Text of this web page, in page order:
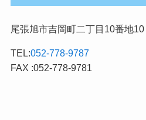
尾張旭市吉岡町二丁目10番地10
TEL:052-778-9787
FAX :052-778-9781